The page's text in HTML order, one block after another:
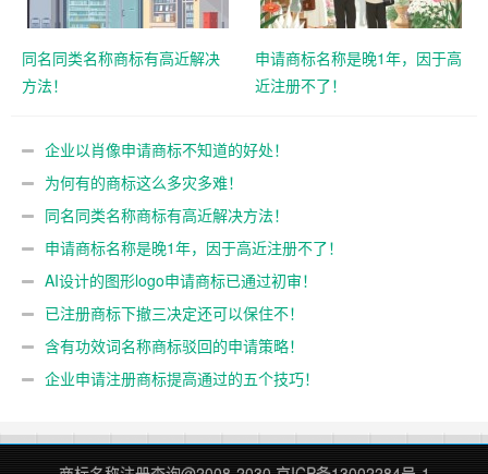
同名同类名称商标有高近解决
方法！
申请商标名称是晚1年，因于高
近注册不了！
企业以肖像申请商标不知道的好处！
为何有的商标这么多灾多难！
同名同类名称商标有高近解决方法！
申请商标名称是晚1年，因于高近注册不了！
AI设计的图形logo申请商标已通过初审！
已注册商标下撤三决定还可以保住不！
含有功效词名称商标驳回的申请策略！
企业申请注册商标提高通过的五个技巧！